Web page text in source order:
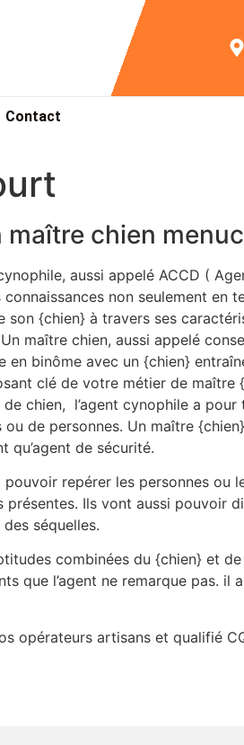
Contact
maître chien
aussi appelé ACCD (
non seulement en
son {chien} à travers ses
maître chien, aussi appelé
en binôme avec un {chien}
clé de votre métier de maître
chien, l’agent cynophile a
de personnes. Un maître
qu’agent de sécurité.
pouvoir repérer les personnes
Ils vont aussi pouvoir
séquelles.
combinées du {chien} et
que l’agent ne remarque pas. il
opérateurs artisans et qualifié